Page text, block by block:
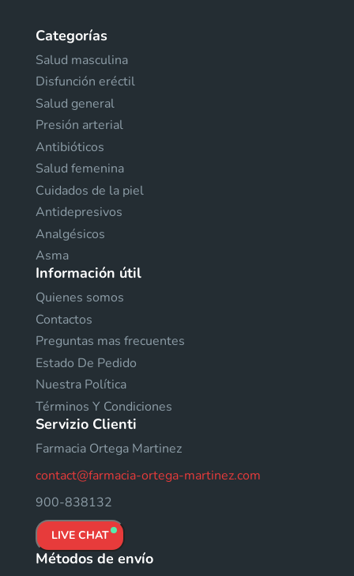
Categorías
Salud masculina
Disfunción eréctil
Salud general
Presión arterial
Antibióticos
Salud femenina
Cuidados de la piel
Antidepresivos
Analgésicos
Asma
Información útil
Quienes somos
Contactos
Preguntas mas frecuentes
Estado De Pedido
Nuestra Política
Términos Y Condiciones
Servizio Clienti
Farmacia Ortega Martinez
contact@farmacia-ortega-martinez.com
900-838132
LIVE CHAT
Métodos de envío